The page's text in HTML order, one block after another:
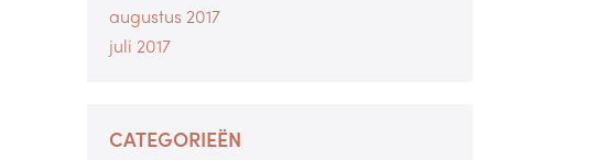
augustus 2017
juli 2017
CATEGORIEËN